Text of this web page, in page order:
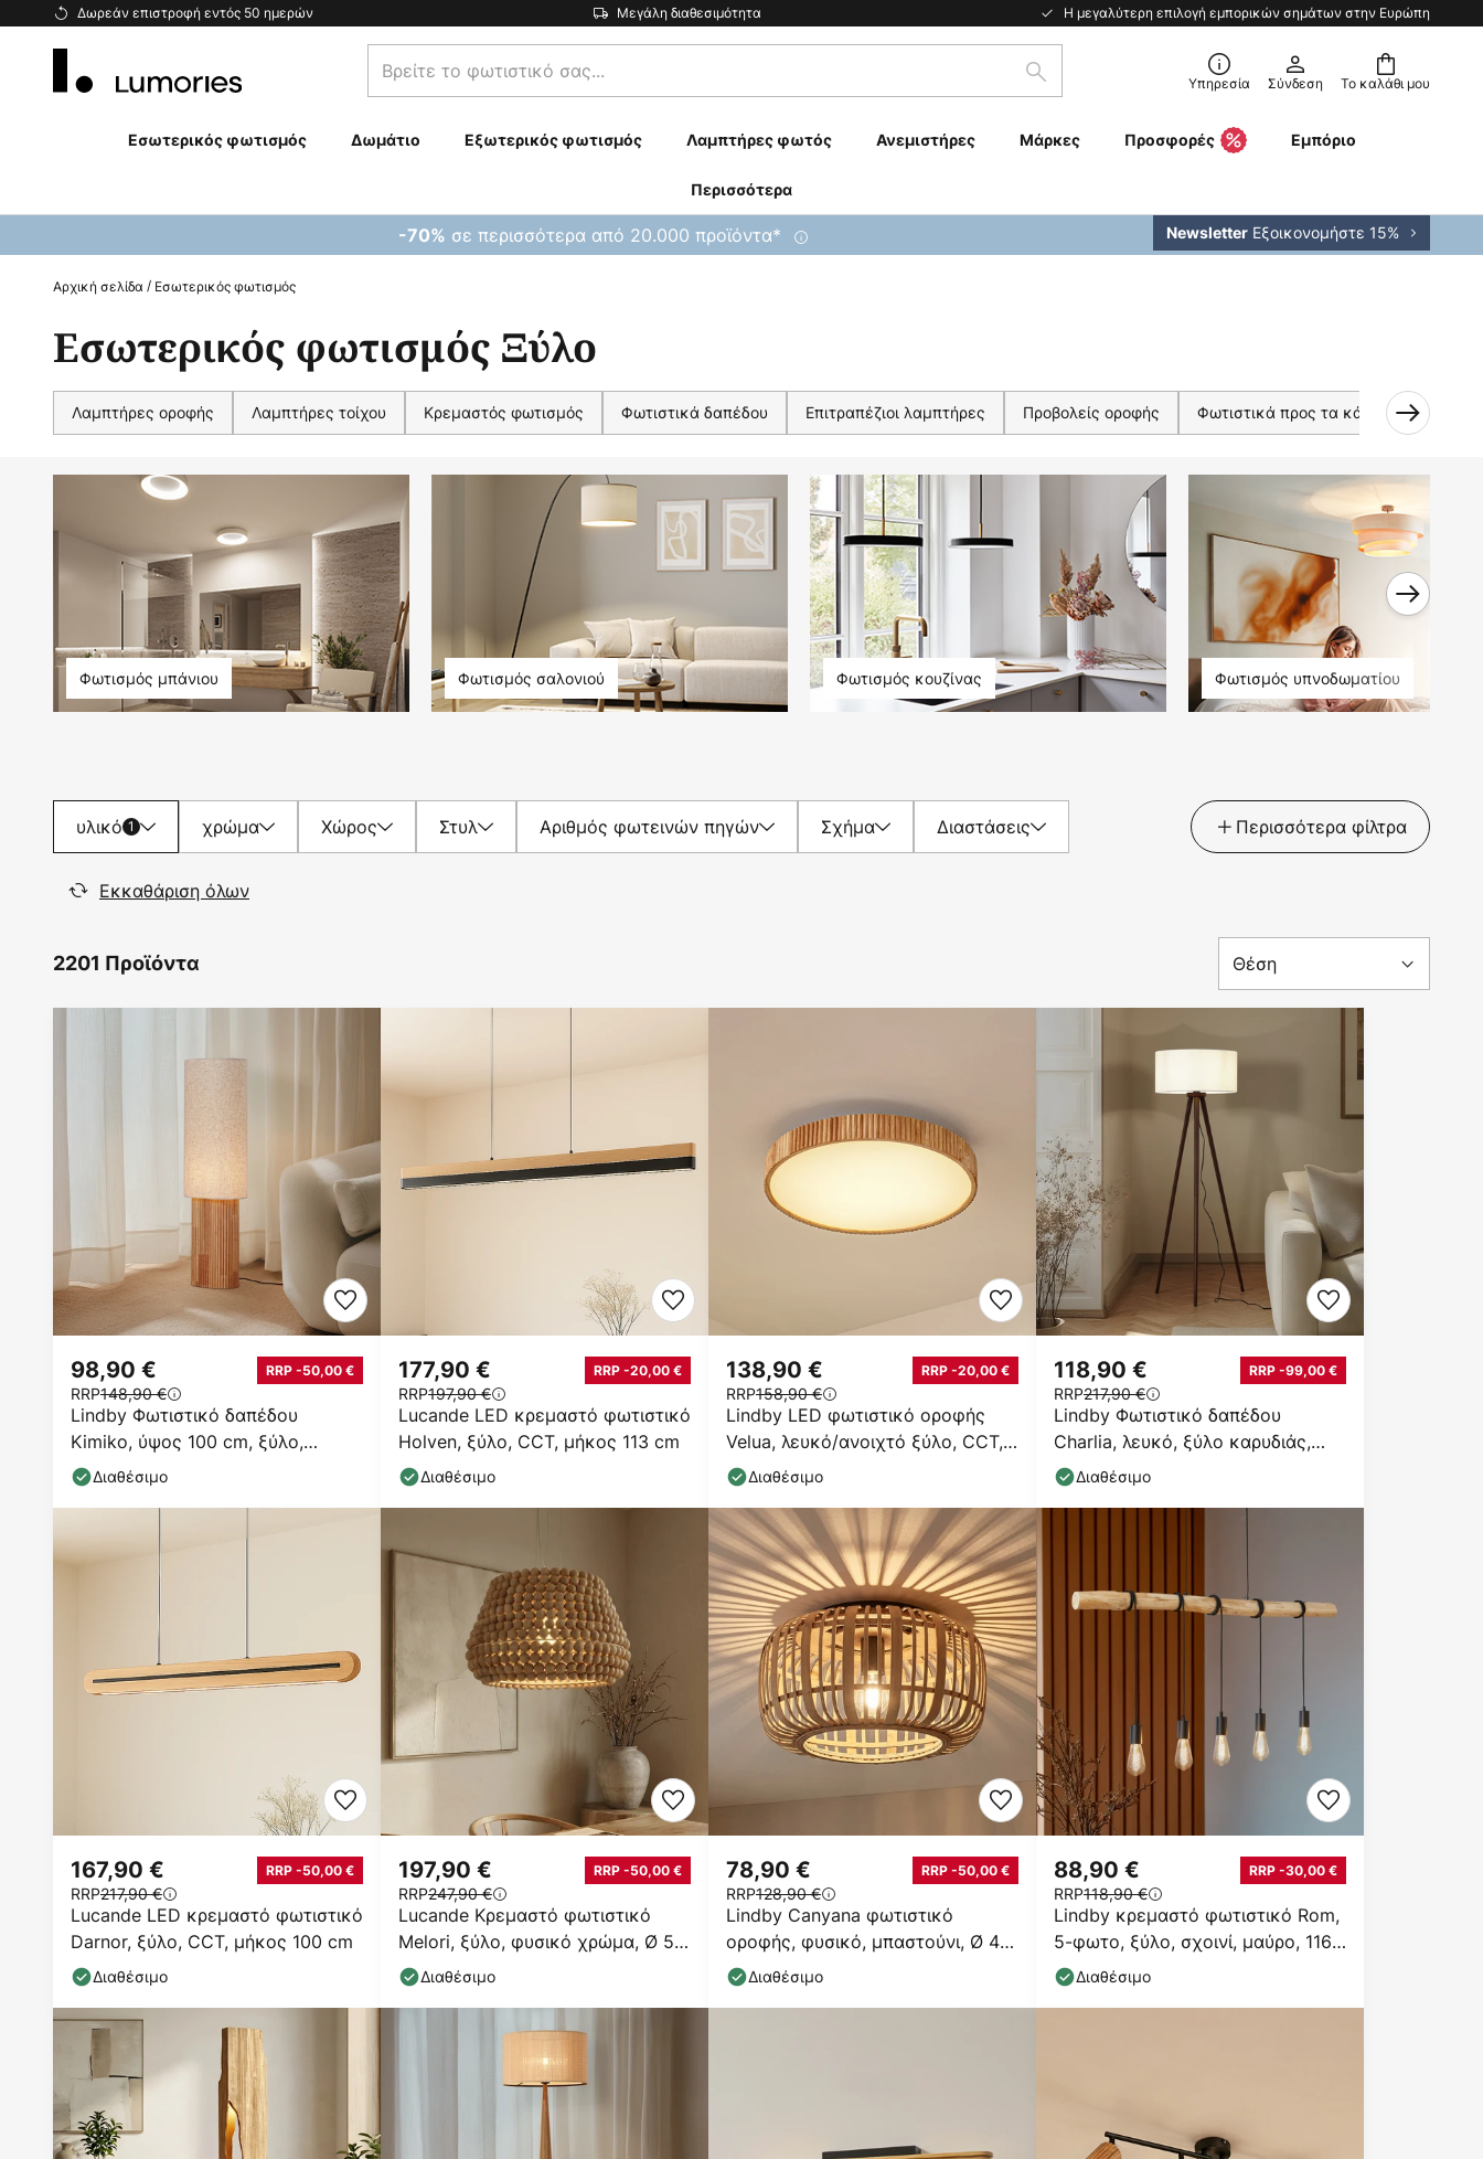
Δωρεάν επιστροφή εντός 50 ημερών Μεγάλη διαθεσιμότητα Η μεγαλύτερη επιλογή εμπορικών σημάτων στην Ευρώπη
Μετάβαση
Το καλάθι μου
Βρείτε
το
σας...
Αναζήτηση Υπηρεσία Σύνδεση
Εσωτερικός φωτισμός Δωμάτιο Εξωτερικός φωτισμός Λαμπτήρες φωτός Ανεμιστήρες Μάρκες Προσφορές Εμπόριο
Περισσότερα
-70% σε περισσότερα από 20.000 προϊόντα* Newsletter Εξοικονομήστε 15%
Αρχική σελίδα Εσωτερικός φωτισμός
Εσωτερικός φωτισμός Ξύλο
Λαμπτήρες οροφής Λαμπτήρες τοίχου Κρεμαστός φωτισμός Φωτιστικά δαπέδου Επιτραπέζιοι λαμπτήρες Προβολείς οροφής Φωτιστικά προς τα κάτω
Φωτισμός μπάνιου Φωτισμός σαλονιού Φωτισμός κουζίνας Φωτισμός υπνοδωματίου
υλικό 1 χρώμα Χώρος Στυλ Αριθμός φωτεινών πηγών Σχήμα Διαστάσεις Περισσότερα φίλτρα
Εκκαθάριση όλων
2201 Προϊόντα
Lindby Φωτιστικό δαπέδου
Kimiko, ύψος 100 cm, ξύλο,
ύφασμα, E27
98,90 € RRP -50,00 €
RRP148,90 €
Διαθέσιμο
Lucande LED κρεμαστό φωτιστικό
Holven, ξύλο, CCT, μήκος 113 cm
177,90 € RRP -20,00 €
RRP197,90 €
Διαθέσιμο
Lindby LED φωτιστικό οροφής
Velua, λευκό/ανοιχτό ξύλο, CCT,
Ø 50 cm
138,90 € RRP -20,00 €
RRP158,90 €
Διαθέσιμο
Lindby Φωτιστικό δαπέδου
Charlia, λευκό, ξύλο καρυδιάς,
ύψος 150 cm
118,90 € RRP -99,00 €
RRP217,90 €
Διαθέσιμο
Lucande LED κρεμαστό φωτιστικό
Darnor, ξύλο, CCT, μήκος 100 cm
167,90 € RRP -50,00 €
RRP217,90 €
Διαθέσιμο
Lucande Κρεμαστό φωτιστικό
Melori, ξύλο, φυσικό χρώμα, Ø 51
cm, E27
197,90 € RRP -50,00 €
RRP247,90 €
Διαθέσιμο
Lindby Canyana φωτιστικό
οροφής, φυσικό, μπαστούνι, Ø 40
cm
78,90 € RRP -50,00 €
RRP128,90 €
Διαθέσιμο
Lindby κρεμαστό φωτιστικό Rom,
5-φωτο, ξύλο, σχοινί, μαύρο, 116
cm
88,90 € RRP -30,00 €
RRP118,90 €
Διαθέσιμο